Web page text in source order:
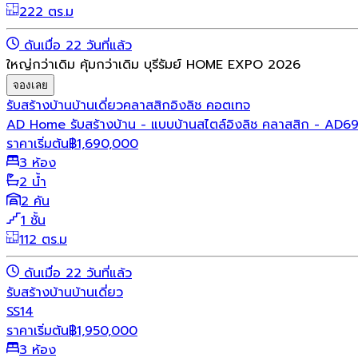
222 ตร.ม
ดันเมื่อ 22 วันที่แล้ว
ใหญ่กว่าเดิม คุ้มกว่าเดิม บุรีรัมย์ HOME EXPO 2026
จองเลย
รับสร้างบ้านบ้านเดี่ยวคลาสสิกอิงลิช คอตเทจ
AD Home รับสร้างบ้าน - แบบบ้านสไตล์อิงลิช คลาสสิก -
ราคาเริ่มต้น฿1,690,000
3 ห้อง
2 น้ำ
2 คัน
1 ชั้น
112 ตร.ม
ดันเมื่อ 22 วันที่แล้ว
รับสร้างบ้านบ้านเดี่ยว
SS14
ราคาเริ่มต้น฿1,950,000
3 ห้อง